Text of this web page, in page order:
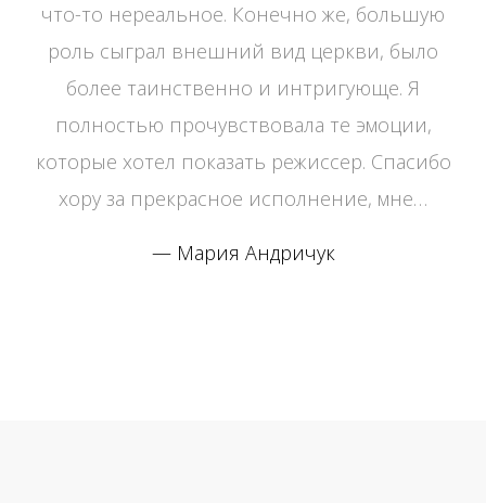
что-то нереальное. Конечно же, большую
роль сыграл внешний вид церкви, было
более таинственно и интригующе. Я
полностью прочувствовала те эмоции,
которые хотел показать режиссер. Спасибо
хору за прекрасное исполнение, мне…
Мария Андричук